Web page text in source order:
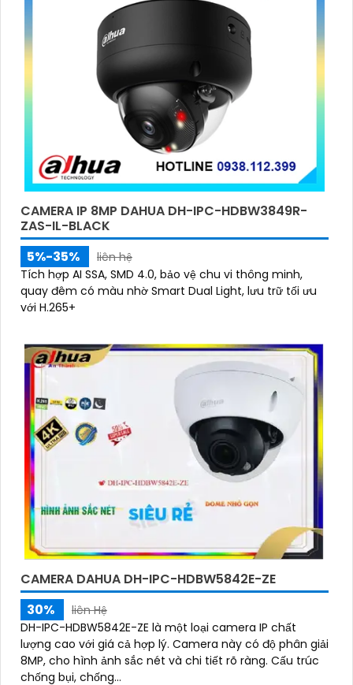
CAMERA IP 8MP DAHUA DH-IPC-HDBW3849R-
ZAS-IL-BLACK
5%-35%
liên hệ
Tích hợp AI SSA, SMD 4.0, bảo vệ chu vi thông minh,
quay đêm có màu nhờ Smart Dual Light, lưu trữ tối ưu
với H.265+
CAMERA DAHUA DH-IPC-HDBW5842E-ZE
30%
liên Hệ
DH-IPC-HDBW5842E-ZE là một loại camera IP chất
lượng cao với giá cả hợp lý. Camera này có độ phân giải
8MP, cho hình ảnh sắc nét và chi tiết rõ ràng. Cấu trúc
chống bụi, chống...